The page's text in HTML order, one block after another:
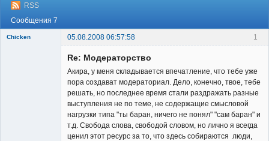
RSS
Сообщения 7
1
Chicken
05.08.2008 06:57:58
Re: Модераторство
Акира, у меня складывается впечатление, что тебе уже
пора создават модераториал. Дело, конечно, твое, тебе
решать, но последнее время стали раздражать разные
выступления не по теме, не содержащие смысловой
нагрузки типа "ты баран, ничего не понял" "сам баран" и
т.д. Свобода слова, свободой словом, но лично я всегда
ценил этот ресурс за то, что здесь собираются люди,